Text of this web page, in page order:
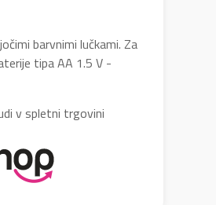
barvnimi lučkami. Za
tipa AA 1.5 V -
v spletni trgovini